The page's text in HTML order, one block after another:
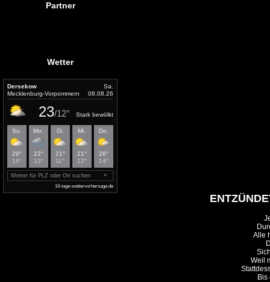
Partner
Wetter
Alle
Weil
Bis